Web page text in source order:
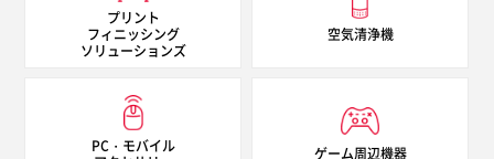
プリント
フィニッシング
ソリューションズ
空気清浄機
PC・モバイル
ゲーム周辺機器